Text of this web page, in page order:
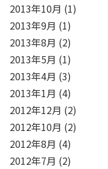
2013年10月 (1)
2013年9月 (1)
2013年8月 (2)
2013年5月 (1)
2013年4月 (3)
2013年1月 (4)
2012年12月 (2)
2012年10月 (2)
2012年8月 (4)
2012年7月 (2)